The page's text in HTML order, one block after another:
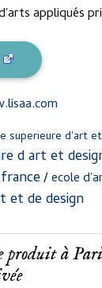
appliqués
superieure d'art
d art et
/ecole
et de design
produit à